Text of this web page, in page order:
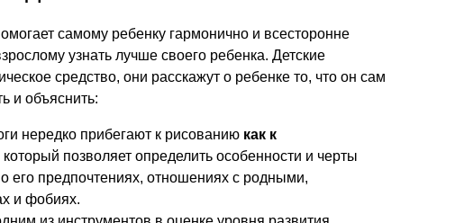
самому ребенку гармонично и всесторонне
узнать лучше своего ребенка. Детские
средство, они расскажут о ребенке то, что он сам
и объяснить:
нередко прибегают к рисованию как к
который позволяет определить особенности и черты
о его предпочтениях, отношениях с родными,
и фобиях.